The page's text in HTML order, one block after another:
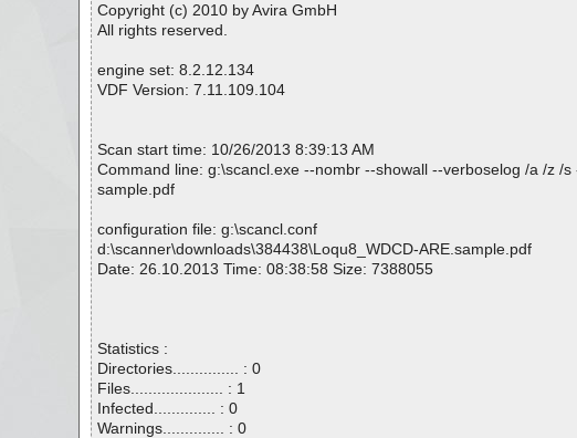
Copyright (c) 2010 by Avira GmbH
All rights reserved.
engine set: 8.2.12.134
VDF Version: 7.11.109.104
Scan start time: 10/26/2013 8:39:13 AM
Command line: g:\scancl.exe --nombr --showall --verboselog /a /z /
sample.pdf
configuration file: g:\scancl.conf
d:\scanner\downloads\384438\Loqu8_WDCD-ARE.sample.pdf
Date: 26.10.2013 Time: 08:38:58 Size: 7388055
Statistics :
Directories............... : 0
Files..................... : 1
Infected.............. : 0
Warnings.............. : 0